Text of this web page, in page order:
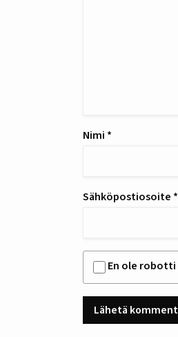
Nimi *
Sähköpostiosoite *
En ole robotti